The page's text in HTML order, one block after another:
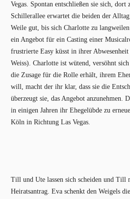
Vegas. Spontan entschließen sie sich,
Schillerallee erwartet die beiden der
Weile gut, bis sich Charlotte zu
ein Angebot für ein Casting einer
frustrierte Easy küsst in ihrer
Weiss). Charlotte ist wütend, versöhnt
die Zusage für die Rolle erhält, ihrem
will, macht der ihr klar, dass sie die
überzeugt sie, das Angebot anzunehmen.
in einigen Jahren ihr Ehegelübde zu
Köln in Richtung Las Vegas.
Till und Ute lassen sich scheiden und Till
Heiratsantrag. Eva schenkt den Weigels